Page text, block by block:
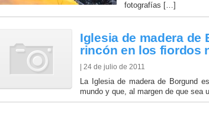
fotografías […]
Iglesia de madera de
rincón en los fiordos
| 24 de julio de 2011
La Iglesia de madera de Borgund
mundo y que, al margen de que sea